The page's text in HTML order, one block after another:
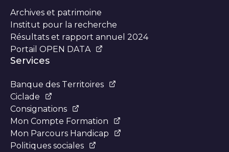
Archives et patrimoine
Institut pour la recherche
Résultats et rapport annuel 2024
Portail OPEN DATA
Services
Banque des Territoires
Ciclade
Consignations
Mon Compte Formation
Mon Parcours Handicap
Politiques sociales